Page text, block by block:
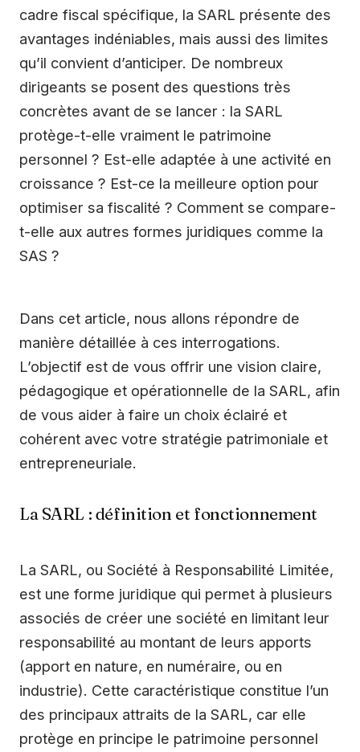
cadre fiscal spécifique, la SARL présente des
avantages indéniables, mais aussi des limites
qu’il convient d’anticiper. De nombreux
dirigeants se posent des questions très
concrètes avant de se lancer : la SARL
protège-t-elle vraiment le patrimoine
personnel ? Est-elle adaptée à une activité en
croissance ? Est-ce la meilleure option pour
optimiser sa fiscalité ? Comment se compare-
t-elle aux autres formes juridiques comme la
SAS ?
Dans cet article, nous allons répondre de
manière détaillée à ces interrogations.
L’objectif est de vous offrir une vision claire,
pédagogique et opérationnelle de la SARL, afin
de vous aider à faire un choix éclairé et
cohérent avec votre stratégie patrimoniale et
entrepreneuriale.
La SARL : définition et fonctionnement
La SARL, ou Société à Responsabilité Limitée,
est une forme juridique qui permet à plusieurs
associés de créer une société en limitant leur
responsabilité au montant de leurs apports
(apport en nature, en numéraire, ou en
industrie). Cette caractéristique constitue l’un
des principaux attraits de la SARL, car elle
protège en principe le patrimoine personnel